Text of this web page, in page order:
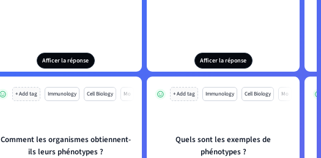
Afficer la réponse Afficer la réponse
+ Add tag Immunology Cell Biology Mo
Comment les organismes obtiennent-
ils leurs phénotypes ?
+ Add tag Immunology Cell Biology Mo
Quels sont les exemples de
phénotypes ?